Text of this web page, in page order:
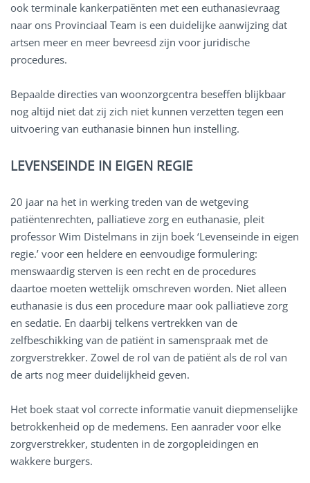
ook terminale kankerpatiënten met een euthanasievraag
naar ons Provinciaal Team is een duidelijke aanwijzing dat
artsen meer en meer bevreesd zijn voor juridische
procedures.
Bepaalde directies van woonzorgcentra beseffen blijkbaar
nog altijd niet dat zij zich niet kunnen verzetten tegen een
uitvoering van euthanasie binnen hun instelling.
LEVENSEINDE IN EIGEN REGIE
20 jaar na het in werking treden van de wetgeving
patiëntenrechten, palliatieve zorg en euthanasie, pleit
professor Wim Distelmans in zijn boek ‘Levenseinde in eigen
regie.’ voor een heldere en eenvoudige formulering:
menswaardig sterven is een recht en de procedures
daartoe moeten wettelijk omschreven worden. Niet alleen
euthanasie is dus een procedure maar ook palliatieve zorg
en sedatie. En daarbij telkens vertrekken van de
zelfbeschikking van de patiënt in samenspraak met de
zorgverstrekker. Zowel de rol van de patiënt als de rol van
de arts nog meer duidelijkheid geven.
Het boek staat vol correcte informatie vanuit diepmenselijke
betrokkenheid op de medemens. Een aanrader voor elke
zorgverstrekker, studenten in de zorgopleidingen en
wakkere burgers.